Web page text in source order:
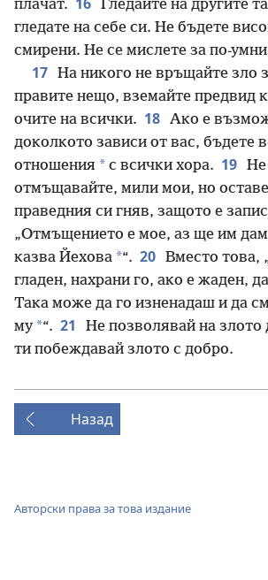
плачат.
Гледайте на другите
гледате на себе си. Не бъдете
смирени. Не се мислете за по-
17 На никого не връщайте зло
правите нещо, вземайте предвид
очите на всички. 18 Ако е
доколкото зависи от вас, бъдете
отношения * с всички хора. 19 Не
отмъщавайте, мили мои, но
праведния си гняв, защото е
„Отмъщението е мое, аз ще им дам
казва Йехова *“. 20 Вместо това,
гладен, нахрани го, ако е жаден,
Така може да го изненадаш и да
му *“. 21
Не позволявай на злото
ти побеждавай злото с добро.
Назад
Авторски права за това издание